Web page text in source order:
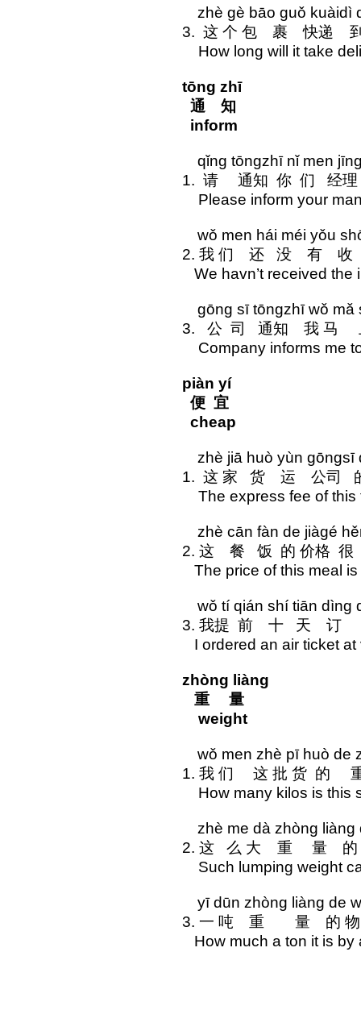
zhè gè bāo guǒ kuàidì
3. 这 个 包 裹 快递
How long will it take
tōng zhī
通 知
inform
qǐng tōngzhī nǐ men
1. 请 通知 你 们 经
Please inform your
wǒ men hái méi yǒu
2. 我 们 还 没 有
We havn’t received the
gōng sī tōngzhī wǒ mǎ
3. 公 司 通知 我
Company informs me
piàn yí
便 宜
cheap
zhè jiā huò yùn gōngsī
1. 这 家 货 运 公司
The express fee of this
zhè cān fàn de jiàgé
2. 这 餐 饭 的 价格 很
The price of this meal is
wǒ tí qián shí tiān dìng
3. 我提 前 十 天 订
I ordered an air ticket
zhòng liàng
重 量
weight
wǒ men zhè pī huò de
1. 我 们 这 批 货
How many kilos is this
zhè me dà zhòng liàng
2. 这 么 大 重 量
Such lumping weight
yī dūn zhòng liàng de
3. 一 吨 重 量 的
How much a ton it is by